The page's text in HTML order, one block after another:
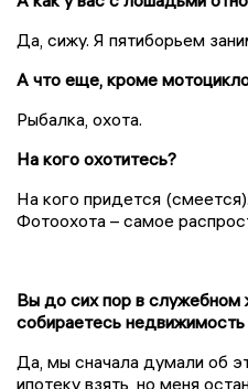
Да, сижу. Я пятиборьем
А что еще, кроме
Рыбалка, охота.
На кого охотитесь?
На кого придется
Фотоохота – самое
Вы до сих пор в служебном
собираетесь недвижимость
Да, мы сначала думали об
ипотеку взять, но меня